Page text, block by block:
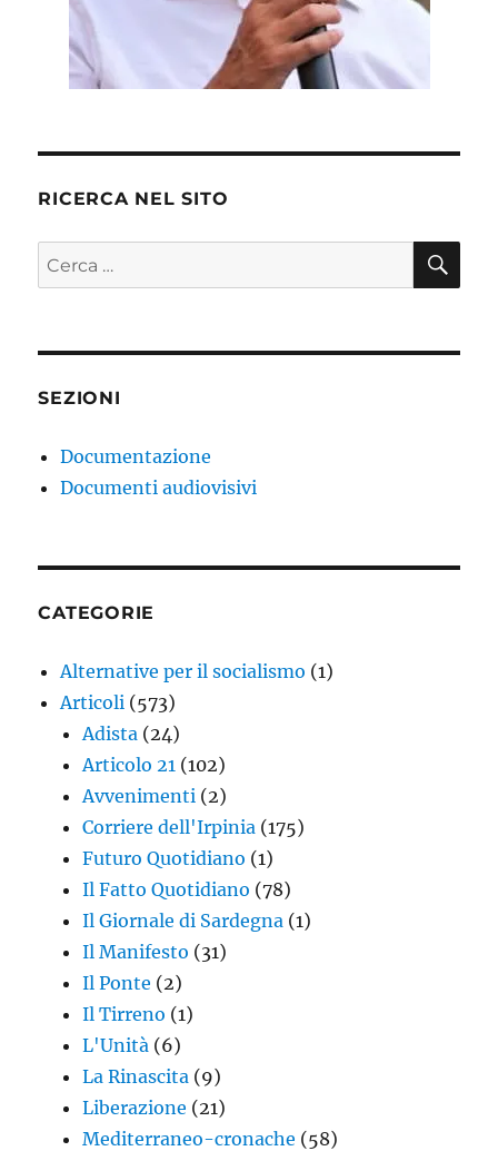
RICERCA NEL SITO
Cerca:
SEZIONI
Documentazione
Documenti audiovisivi
CATEGORIE
Alternative per il socialismo (1)
Articoli (573)
Adista (24)
Articolo 21 (102)
Avvenimenti (2)
Corriere dell'Irpinia (175)
Futuro Quotidiano (1)
Il Fatto Quotidiano (78)
Il Giornale di Sardegna (1)
Il Manifesto (31)
Il Ponte (2)
Il Tirreno (1)
L'Unità (6)
La Rinascita (9)
Liberazione (21)
Mediterraneo-cronache (58)